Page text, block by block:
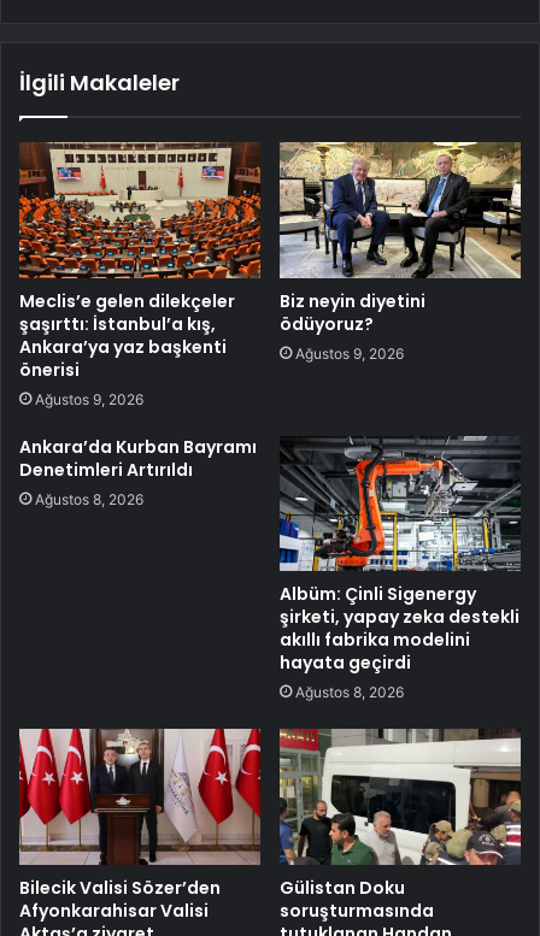
İlgili Makaleler
Meclis’e gelen dilekçeler
şaşırttı: İstanbul’a kış,
Ankara’ya yaz başkenti
önerisi
Ağustos 9, 2026
Biz neyin diyetini
ödüyoruz?
Ağustos 9, 2026
Ankara’da Kurban Bayramı
Denetimleri Artırıldı
Ağustos 8, 2026
Albüm: Çinli Sigenergy
şirketi, yapay zeka destekli
akıllı fabrika modelini
hayata geçirdi
Ağustos 8, 2026
Bilecik Valisi Sözer’den
Afyonkarahisar Valisi
Gülistan Doku
soruşturmasında